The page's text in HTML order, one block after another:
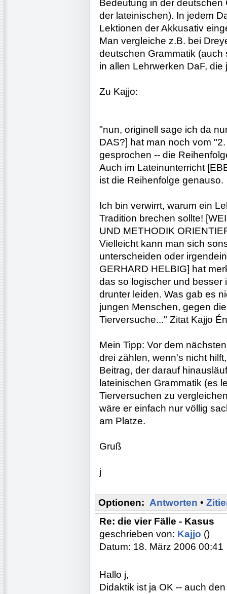
Bedeutung in der
der lateinischen). In jedem
Lektionen der Akkusativ
Man vergleiche z.B. bei
deutschen Grammatik
in allen Lehrwerken DaF,
Zu Kajjo:
"nun, originell sage ich da
DAS?] hat man noch vom
gesprochen -- die
Auch im Lateinunterricht
ist die Reihenfolge genauso.
Ich bin verwirrt, warum ein
Tradition brechen sollte!
UND METHODIK
Vielleicht kann man sich
unterscheiden oder
GERHARD HELBIG] hat
das so logischer und besser
drunter leiden. Was gab es
jungen Menschen, gegen
Tierversuche..." Zitat Kajjo
Mein Tipp: Vor dem
drei zählen, wenn's nicht
Beitrag, der darauf
lateinischen Grammatik (es
Tierversuchen zu
wäre er einfach nur völlig
am Platze.
Gruß
j
Optionen: Antworten •
Re: die vier Fälle - Kasus
geschrieben von: Kajjo ()
Datum: 18. März 2006 00:41
Hallo j,
Didaktik ist ja OK -- auch